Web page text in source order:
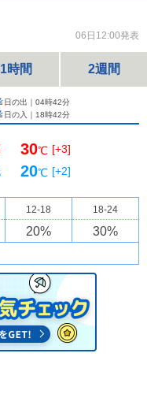
06日12:00発表
1時間 2週間
日の出｜ 04時42分
日の入｜ 18時42分
30℃ [+3]
20℃ [+2]
12-18 18-24
20% 30%